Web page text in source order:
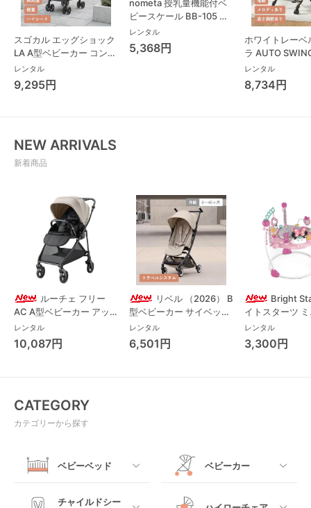
スゴカル エッグショック
LA A型ベビーカー コンビ
(Combi)
レンタル
9,295円
nometa 授乳量機能付ベ
ビースケール BB-105 タ
ニタ(TANITA) ベビースケ
ール・体重計
レンタル
5,368円
ホワイトレーベ
ラ AUTO
Long スリープ
コンビ(Combi)
チェア・ベビー
レンタル
8,734円
NEW ARRIVALS
新着商品
ルーチェ フリー
AC A型ベビーカー アッ
プリカ(Aprica) A型ベビ
ーカー アップリカ
(Aprica)
レンタル
10,087円
リベル （2026） B
型ベビーカー サイベック
ス(cybex)
レンタル
6,501円
Bright
イトスターツ
ス フォーエバ
レンド ジャン
パルー キッズ
レンタル
3,300円
CATEGORY
カテゴリーから探す
ベビーベッド
すべて
ベビーカー
すべて
チャイルドシー